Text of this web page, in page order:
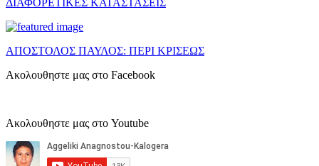
ΔΙΑΦΟΡΕΤΙΚΕΣ ΚΑΤΑΣΤΑΣΕΙΣ
ΑΠΟΣΤΟΛΟΣ ΠΑΥΛΟΣ: ΠΕΡΙ ΚΡΙΣΕΩΣ
Ακολουθηστε μας στο Facebook
Ακολουθηστε μας στο Youtube